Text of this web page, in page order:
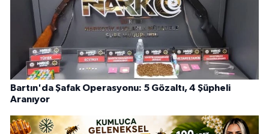
Bartın'da Şafak Operasyonu: 5 Gözaltı, 4 Şüpheli
Aranıyor